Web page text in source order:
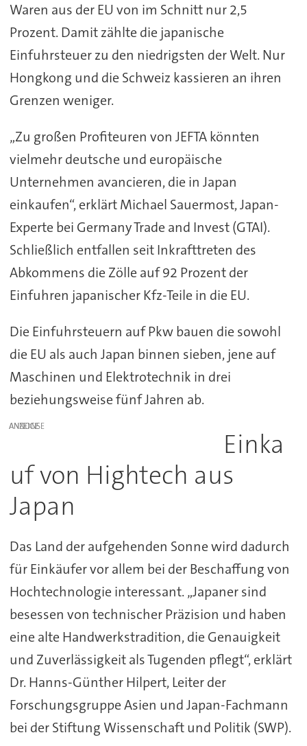
Waren aus der EU von im Schnitt nur 2,5
Prozent. Damit zählte die japanische
Einfuhrsteuer zu den niedrigsten der Welt. Nur
Hongkong und die Schweiz kassieren an ihren
Grenzen weniger.
„Zu großen Profiteuren von JEFTA könnten
vielmehr deutsche und europäische
Unternehmen avancieren, die in Japan
einkaufen“, erklärt Michael Sauermost, Japan-
Experte bei Germany Trade and Invest (GTAI).
Schließlich entfallen seit Inkrafttreten des
Abkommens die Zölle auf 92 Prozent der
Einfuhren japanischer Kfz-Teile in die EU.
Die Einfuhrsteuern auf Pkw bauen die sowohl
die EU als auch Japan binnen sieben, jene auf
Maschinen und Elektrotechnik in drei
beziehungsweise fünf Jahren ab.
ANZEIGE
Einka
uf von Hightech aus
Japan
Das Land der aufgehenden Sonne wird dadurch
für Einkäufer vor allem bei der Beschaffung von
Hochtechnologie interessant. „Japaner sind
besessen von technischer Präzision und haben
eine alte Handwerkstradition, die Genauigkeit
und Zuverlässigkeit als Tugenden pflegt“, erklärt
Dr. Hanns-Günther Hilpert, Leiter der
Forschungsgruppe Asien und Japan-Fachmann
bei der Stiftung Wissenschaft und Politik (SWP).